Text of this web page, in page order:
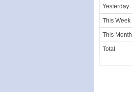
Yesterday
This Week
This Month
Total